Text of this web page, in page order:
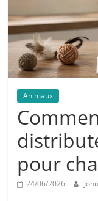
Animaux
pour
24/06/2026